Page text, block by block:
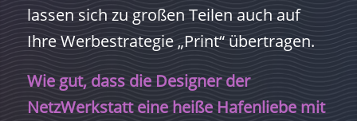
lassen sich zu großen Teilen auch auf
Ihre Werbestrategie „Print“ übertragen.
Wie gut, dass die Designer der
NetzWerkstatt eine heiße Hafenliebe mit